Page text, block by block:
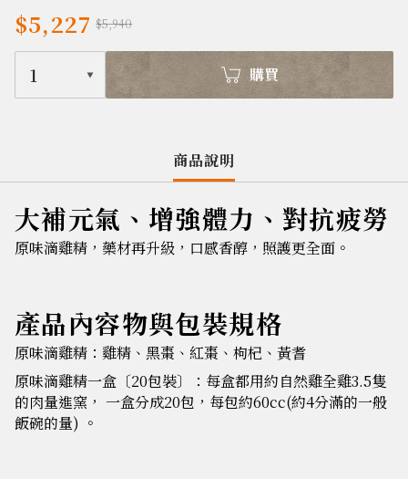
$5,227 $5,940
1 購買
商品說明
大補元氣、增強體力、對抗疲勞
原味滴雞精，藥材再升級，口感香醇，照護更全面。
產品內容物與包裝規格
原味滴雞精：雞精、黑棗、紅棗、枸杞、黃耆
原味滴雞精一盒〔20包裝〕：每盒都用約自然雞全雞3.5隻
的肉量進窯， 一盒分成20包，每包約60cc(約4分滿的一般
飯碗的量) 。